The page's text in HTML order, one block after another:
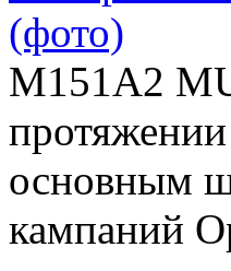
M151A2
протяжении
основным
кампаний